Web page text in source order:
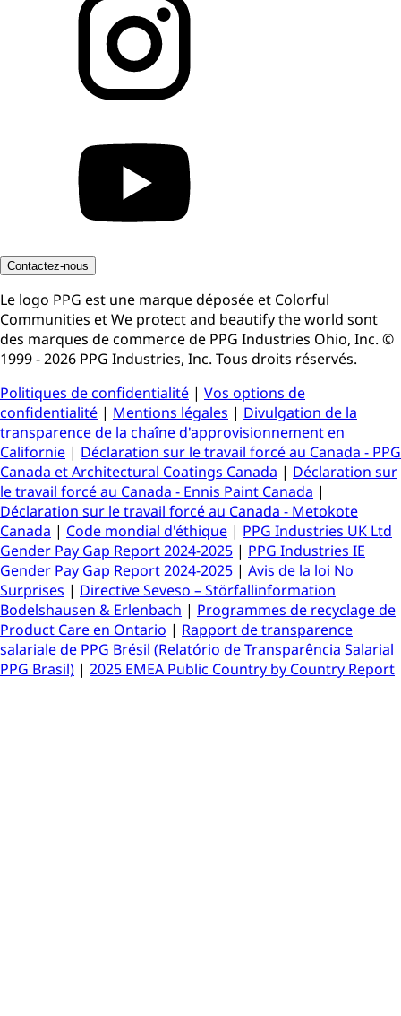
Contactez-nous
Le logo PPG est une marque déposée et Colorful
Communities et We protect and beautify the world sont
des marques de commerce de PPG Industries Ohio, Inc. ©
1999 - 2026 PPG Industries, Inc. Tous droits réservés.
Politiques de confidentialité | Vos options de
confidentialité | Mentions légales | Divulgation de la
transparence de la chaîne d'approvisionnement en
Californie | Déclaration sur le travail forcé au Canada - PPG
Canada et Architectural Coatings Canada | Déclaration sur
le travail forcé au Canada - Ennis Paint Canada |
Déclaration sur le travail forcé au Canada - Metokote
Canada | Code mondial d'éthique | PPG Industries UK Ltd
Gender Pay Gap Report 2024-2025 | PPG Industries IE
Gender Pay Gap Report 2024-2025 | Avis de la loi No
Surprises | Directive Seveso – Störfallinformation
Bodelshausen & Erlenbach | Programmes de recyclage de
Product Care en Ontario | Rapport de transparence
salariale de PPG Brésil (Relatório de Transparência Salarial
PPG Brasil) | 2025 EMEA Public Country by Country Report